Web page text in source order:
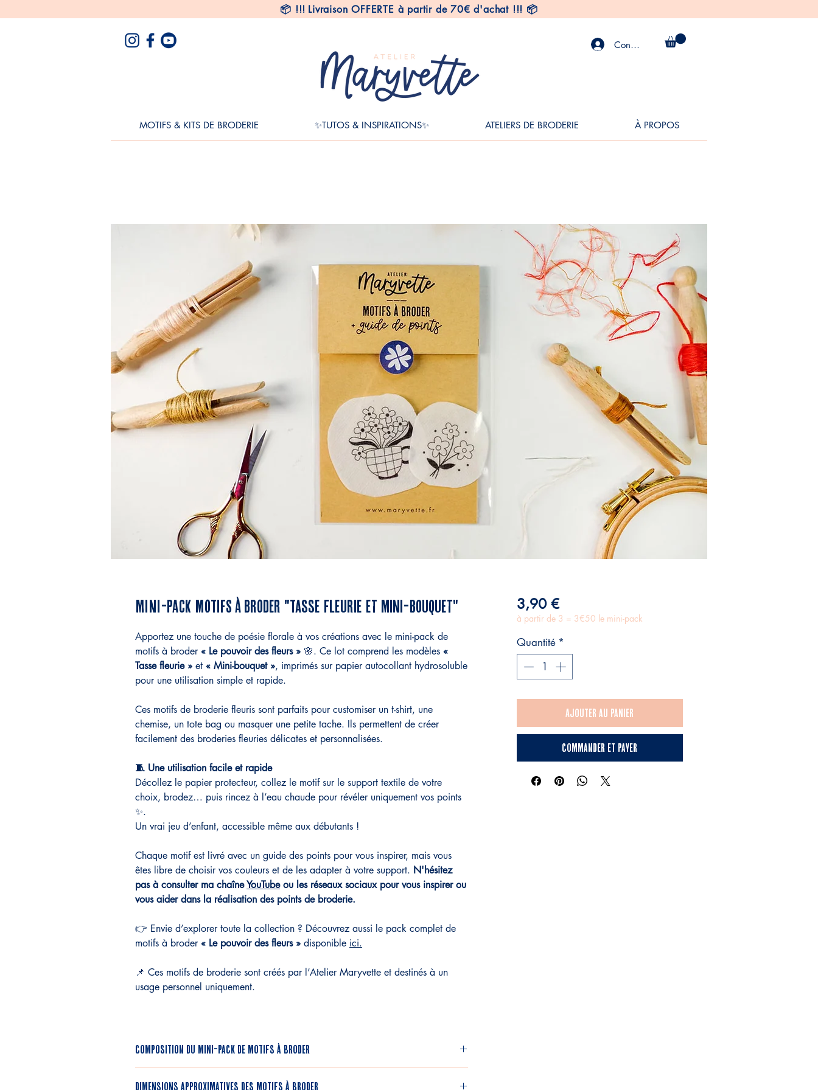
📦 !!! Livraison OFFERTE à partir de 70€ d'achat !!! 📦
Connexion
MOTIFS & KITS DE BRODERIE ✨TUTOS & INSPIRATIONS✨ ATELIERS DE BRODERIE À PROPOS
MINI-PACK MOTIFS À BRODER "Tasse fleurie et mini-bouquet"
Apportez une touche de poésie florale à vos créations avec le mini-pack de
motifs à broder« Le pouvoir des fleurs » 🌸. Ce lot comprend les modèles «
Tasse fleurie » et « Mini-bouquet », imprimés sur papier autocollant hydrosoluble
pour une utilisation simple et rapide.
Ces motifs de broderie fleuris sont parfaits pour customiser un t-shirt, une
chemise, un tote bag ou masquer une petite tache. Ils permettent de créer
facilement des broderies fleuries délicates et personnalisées.
🧵 Une utilisation facile et rapide
Décollez le papier protecteur, collez le motif sur le support textile de votre
choix, brodez… puis rincez à l’eau chaude pour révéler uniquement vos points
✨.
Un vrai jeu d’enfant, accessible même aux débutants !
Chaque motif est livré avec un guide des points pour vous inspirer, mais vous
êtes libre de choisir vos couleurs et de les adapter à votre support. N'hésitez
pas à consulter ma chaîneYouTubeou les réseaux sociaux pour vous inspirer ou
vous aider dans la réalisation des points de broderie.
👉 Envie d’explorer toute la collection ? Découvrez aussi le pack complet de
motifs à broder« Le pouvoir des fleurs » disponible ici.
📌 Ces motifs de broderie sont créés par l’Atelier Maryvette et destinés à un
usage personnel uniquement.
Composition du mini-pack de motifs à broder
Dimensions approximatives des motifs à broder
3,90 €Prix
à partir de 3 = 3€50 le mini-pack
Quantité *
Ajouter au panier
Commander et payer